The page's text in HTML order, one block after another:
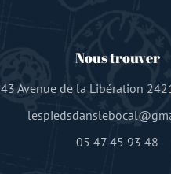
Nous trouver
43 Avenue de la Libération
05 47 45 93 48